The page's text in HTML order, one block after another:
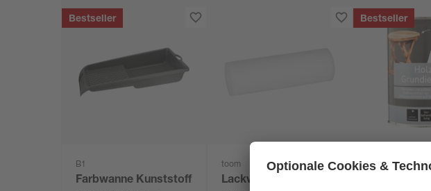
Bestseller
B1
Farbwanne Kunststoff
toom
Lackwalze 'Komfort'
Bestseller
toom